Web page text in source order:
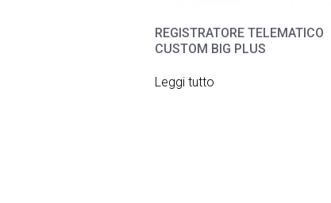
REGISTRATORE TELEMATICO
CUSTOM BIG PLUS
Leggi tutto